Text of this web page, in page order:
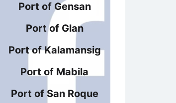
Port of Gensan
Port of Glan
Port of Kalamansig
Port of Mabila
Port of San Roque